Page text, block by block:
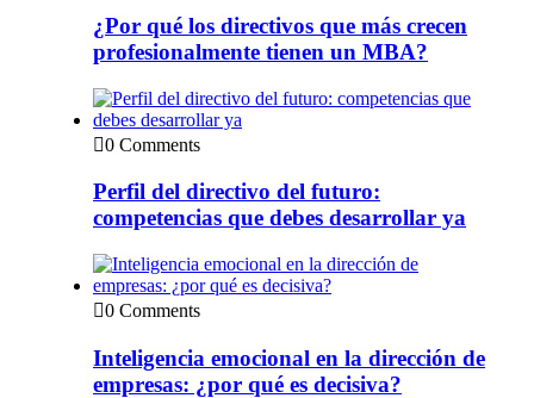
¿Por qué los directivos que más crecen
profesionalmente tienen un MBA?
0 Comments
Perfil del directivo del futuro:
competencias que debes desarrollar ya
0 Comments
Inteligencia emocional en la dirección de
empresas: ¿por qué es decisiva?